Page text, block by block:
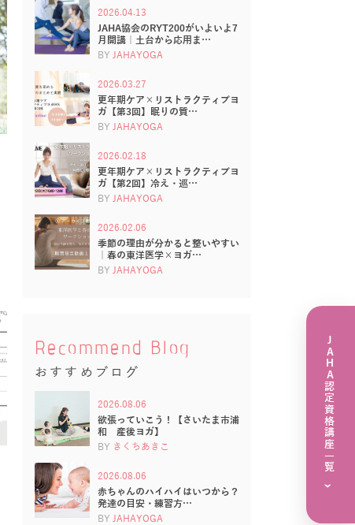
2026.04.13
JAHA協会のRYT200がいよいよ7
月開講｜土台から応用ま…
BY JAHAYOGA
2026.03.27
更年期ケア×リストラクティブヨ
ガ【第3回】眠りの質…
BY JAHAYOGA
2026.02.18
更年期ケア×リストラクティブヨ
ガ【第2回】冷え・巡…
BY JAHAYOGA
2026.02.06
季節の理由が分かると整いやすい
｜春の東洋医学×ヨガ…
BY JAHAYOGA
Recommend Blog
おすすめブログ
2026.08.06
欲張っていこう！【さいたま市浦
和 産後ヨガ】
BY きくちあきこ
2026.08.06
赤ちゃんのハイハイはいつから？
発達の目安・練習方…
BY JAHAYOGA
JAHA認定資格講座一覧
›